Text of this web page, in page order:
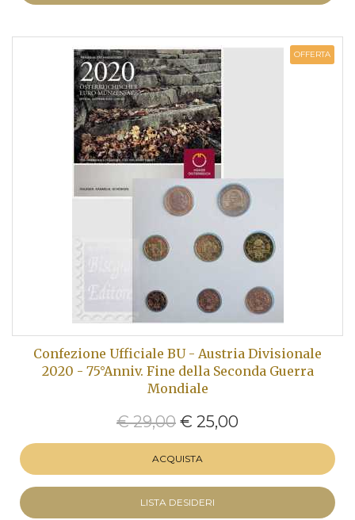
OFFERTA
Confezione Ufficiale BU - Austria Divisionale
2020 - 75°Anniv. Fine della Seconda Guerra
Mondiale
€ 29,00 € 25,00
ACQUISTA
LISTA DESIDERI